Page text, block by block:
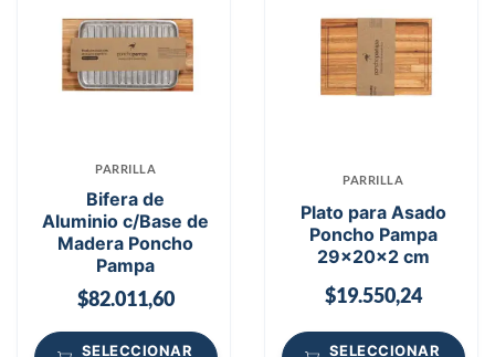
PARRILLA
Bifera de
Aluminio c/Base de
Madera Poncho
Pampa
$82.011,60
SELECCIONAR
PARRILLA
Plato para Asado
Poncho Pampa
29x20x2 cm
$19.550,24
SELECCIONAR